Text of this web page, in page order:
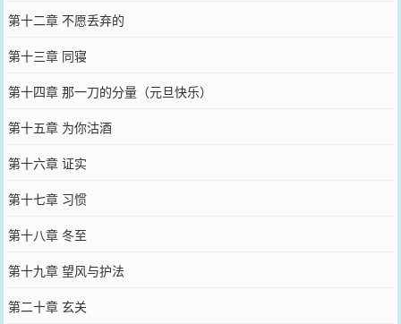
第十二章 不愿丢弃的
第十三章 同寝
第十四章 那一刀的分量（元旦快乐）
第十五章 为你沽酒
第十六章 证实
第十七章 习惯
第十八章 冬至
第十九章 望风与护法
第二十章 玄关